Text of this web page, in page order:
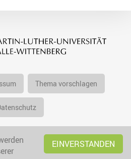
Thema vorschlagen
EINVERSTANDEN